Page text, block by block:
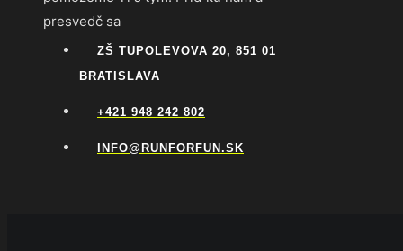
presvedč sa
ZŠ TUPOLEVOVA 20, 851 01
BRATISLAVA
+421 948 242 802
INFO@RUNFORFUN.SK